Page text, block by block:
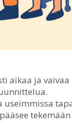
aikaa ja vaivaa